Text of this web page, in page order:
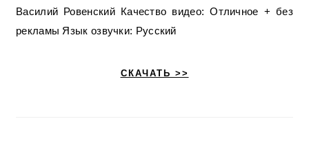
Василий Ровенский Качество видео: Отличное + без
рекламы Язык озвучки: Русский
СКАЧАТЬ >>